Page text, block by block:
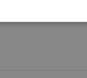
už